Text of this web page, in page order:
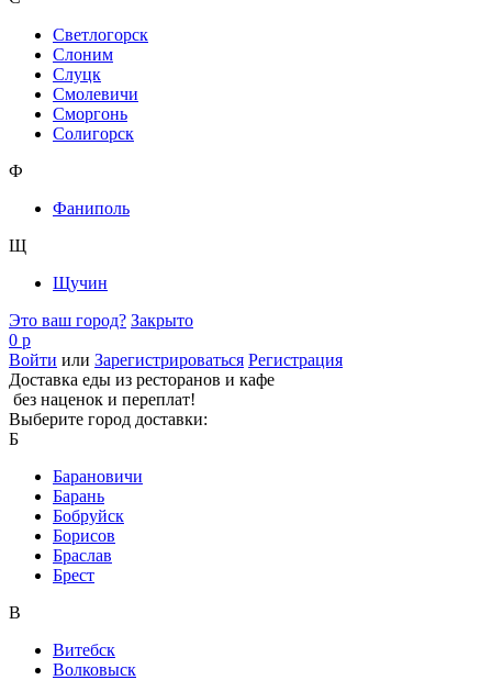
Светлогорск
Слоним
Слуцк
Смолевичи
Сморгонь
Солигорск
Ф
Фаниполь
Щ
Щучин
Это ваш город? Закрыто
0 р
Войти или Зарегистрироваться Регистрация
Доставка еды из ресторанов и кафе
без наценок и переплат!
Выберите город доставки:
Б
Барановичи
Барань
Бобруйск
Борисов
Браслав
Брест
В
Витебск
Волковыск